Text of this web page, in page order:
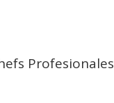
Profesionales